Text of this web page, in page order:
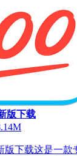
版下载
版下载这是一